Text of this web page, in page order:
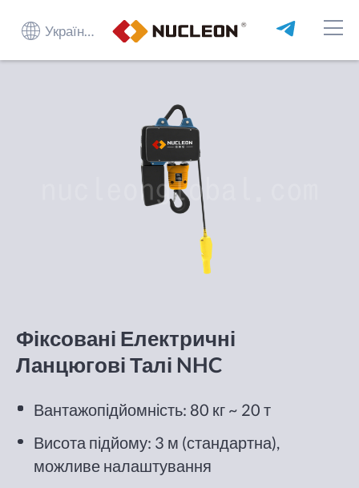
Українська
Фіксовані Електричні
Ланцюгові Талі NHC
Вантажопідйомність: 80 кг ~ 20 т
Висота підйому: 3 м (стандартна),
можливе налаштування